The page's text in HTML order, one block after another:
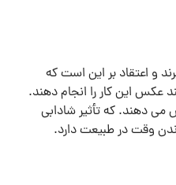
و اعتقاد بر این است که
عکس این کار را انجام دهند.
می دهند. که تأثیر شادابی
وقت در طبیعت دارد.